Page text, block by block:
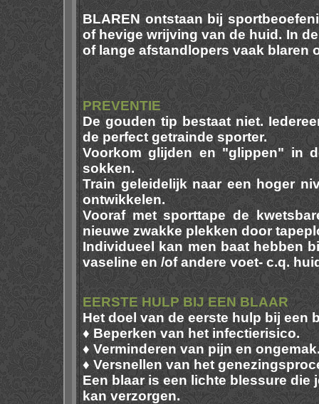
BLAREN ontstaan bij
of hevige wrijving van de huid. In
of lange afstandlopers vaak blaren
PREVENTIE
De gouden tip bestaat niet.
de perfect getrainde sporter.
Voorkom glijden en "glippen" in
sokken.
Train geleidelijk naar een hoger
ontwikkelen.
Vooraf met sporttape de
nieuwe zwakke plekken door
Individueel kan men baat hebben
vaseline en /of andere voet- c.q.
EERSTE HULP BIJ EEN BLAAR
Het doel van de eerste hulp bij een
♦ Beperken van het infectierisico.
♦ Verminderen van pijn en
♦ Versnellen van het
Een blaar is een lichte blessure die
kan verzorgen.